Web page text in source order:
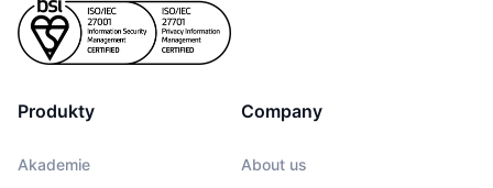
Produkty
Akademie
Company
About us